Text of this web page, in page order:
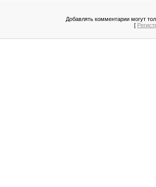
Добавлять комментарии могут
[